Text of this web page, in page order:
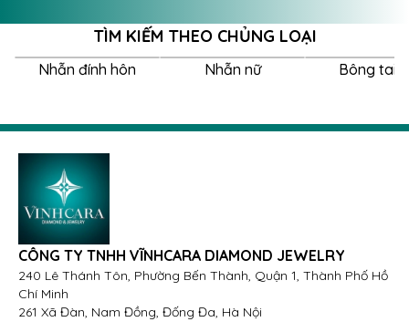
TÌM KIẾM THEO CHỦNG LOẠI
Nhẫn đính hôn Nhẫn nữ Bông tai
CÔNG TY TNHH VĨNHCARA DIAMOND JEWELRY
240 Lê Thánh Tôn, Phường Bến Thành, Quận 1, Thành Phố Hồ
Chí Minh
261 Xã Đàn, Nam Đồng, Đống Đa, Hà Nội